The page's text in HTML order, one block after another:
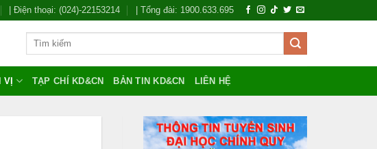
| Điện thoại: (024)-22153214 | Tổng đài: 1900.633.695
VỊ TẠP CHÍ KD&CN BẢN TIN KD&CN LIÊN HỆ